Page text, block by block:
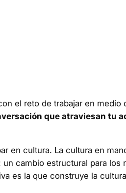
el reto de trabajar en medio
que atraviesan tu
en cultura. La cultura en
cambio estructural para los
es la que construye la